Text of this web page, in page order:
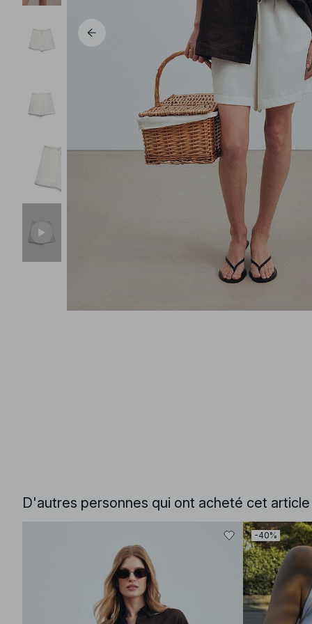
D'autres personnes qui ont acheté cet
-40%